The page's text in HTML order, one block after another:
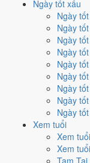
Ngày tốt xấu
Ngày
Ngày
Ngày
Ngày
Ngày
Ngày
Ngày
Ngày
Ngày
Xem tuổi
Xem
Xem
Tam Tai
Vận 9 · Hạ Nguyên ·
Ly · Chính Nam
Lịch âm
2030 có
12 tháng dương năm
năm Kỷ Dậuđến